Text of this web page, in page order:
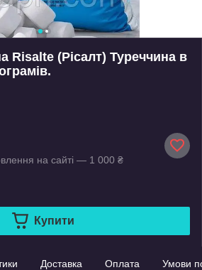
Risalte (Рісалт) Туреччина в
на сайті — 1 000 ₴
Купити
Доставка Оплата Умови